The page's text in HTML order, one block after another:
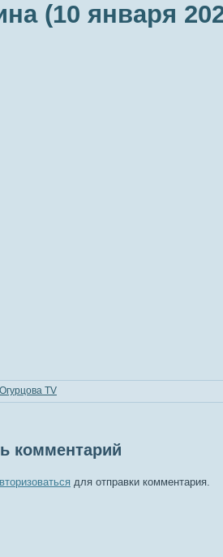
(10 января
Огурцова TV
комментарий
для отправки комментария.